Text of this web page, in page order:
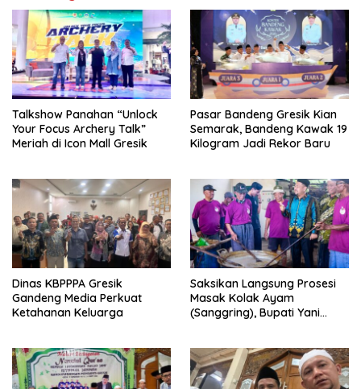
Talkshow Panahan “Unlock
Your Focus Archery Talk”
Meriah di Icon Mall Gresik
Pasar Bandeng Gresik Kian
Semarak, Bandeng Kawak 19
Kilogram Jadi Rekor Baru
Dinas KBPPPA Gresik
Gandeng Media Perkuat
Ketahanan Keluarga
Saksikan Langsung Prosesi
Masak Kolak Ayam
(Sanggring), Bupati Yani